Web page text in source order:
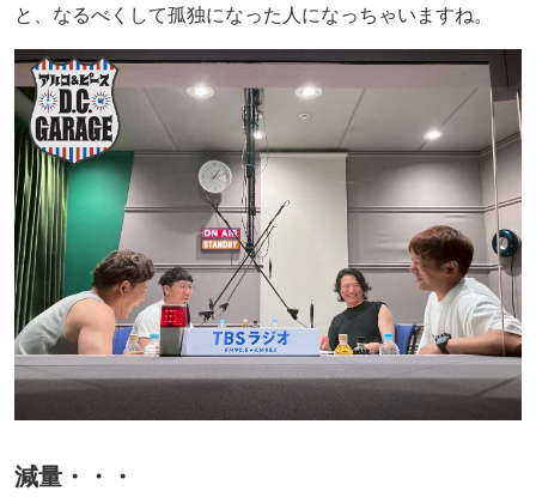
と、なるべくして孤独になった人になっちゃいますね。
減量・・・